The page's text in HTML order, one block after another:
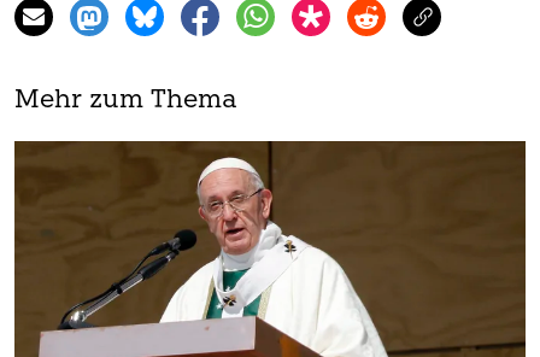
Mehr zum Thema